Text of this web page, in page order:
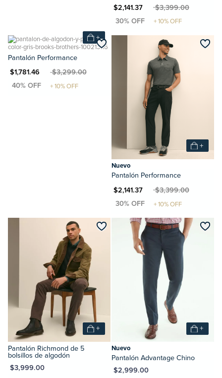
MXN $2,141.37MXN $3,399.00
+
Pantalón Performance
$1,781.46MXN $3,299.00
+
Nuevo
Pantalón Performance
MXN $2,141.37MXN $3,399.00
+
Pantalón Richmond de 5
bolsillos de algodón
$3,999.00
+
Nuevo
Pantalón Advantage Chino
MXN $2,999.00